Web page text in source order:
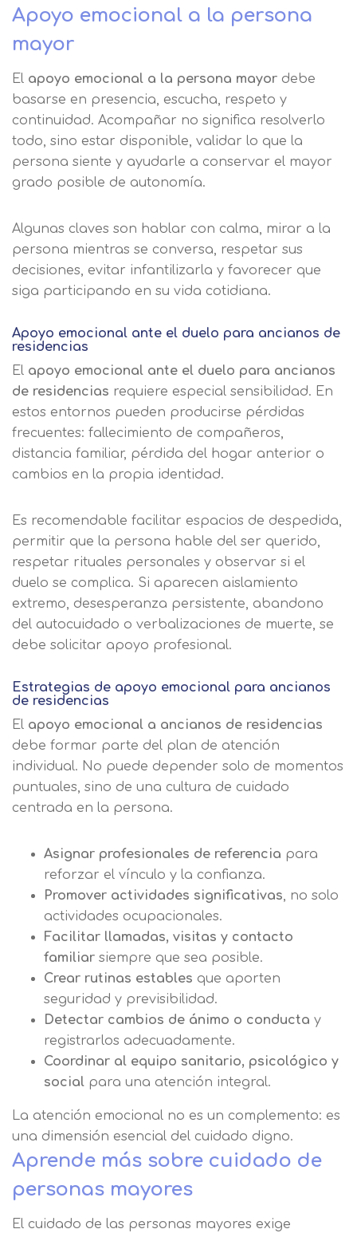
Apoyo emocional a la persona
mayor
El apoyo emocional a la persona mayor debe
basarse en presencia, escucha, respeto y
continuidad. Acompañar no significa resolverlo
todo, sino estar disponible, validar lo que la
persona siente y ayudarle a conservar el mayor
grado posible de autonomía.
Algunas claves son hablar con calma, mirar a la
persona mientras se conversa, respetar sus
decisiones, evitar infantilizarla y favorecer que
siga participando en su vida cotidiana.
Apoyo emocional ante el duelo para ancianos de
residencias
El apoyo emocional ante el duelo para ancianos
de residencias requiere especial sensibilidad. En
estos entornos pueden producirse pérdidas
frecuentes: fallecimiento de compañeros,
distancia familiar, pérdida del hogar anterior o
cambios en la propia identidad.
Es recomendable facilitar espacios de despedida,
permitir que la persona hable del ser querido,
respetar rituales personales y observar si el
duelo se complica. Si aparecen aislamiento
extremo, desesperanza persistente, abandono
del autocuidado o verbalizaciones de muerte, se
debe solicitar apoyo profesional.
Estrategias de apoyo emocional para ancianos
de residencias
El apoyo emocional a ancianos de residencias
debe formar parte del plan de atención
individual. No puede depender solo de momentos
puntuales, sino de una cultura de cuidado
centrada en la persona.
Asignar profesionales de referencia para
reforzar el vínculo y la confianza.
Promover actividades significativas, no solo
actividades ocupacionales.
Facilitar llamadas, visitas y contacto
familiar siempre que sea posible.
Crear rutinas estables que aporten
seguridad y previsibilidad.
Detectar cambios de ánimo o conducta y
registrarlos adecuadamente.
Coordinar al equipo sanitario, psicológico y
social para una atención integral.
La atención emocional no es un complemento: es
una dimensión esencial del cuidado digno.
Aprende más sobre cuidado de
personas mayores
El cuidado de las personas mayores exige